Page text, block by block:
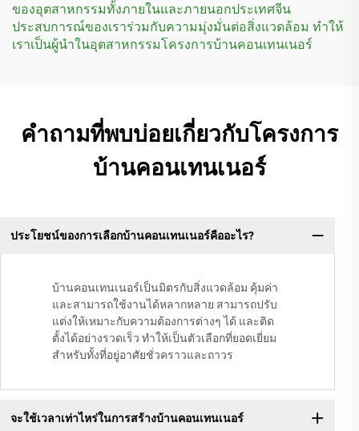
ของอุตสาหกรรมทั้งภายในและภายนอกประเทศจีน
ประสบการณ์ของเราร่วมกับความมุ่งมั่นต่อสิ่งแวดล้อม ทำให้
เราเป็นผู้นำในอุตสาหกรรมโครงการบ้านคอนเทนเนอร์
คำถามที่พบบ่อยเกี่ยวกับโครงการ
บ้านคอนเทนเนอร์
ประโยชน์ของการเลือกบ้านคอนเทนเนอร์คืออะไร?
บ้านคอนเทนเนอร์เป็นมิตรกับสิ่งแวดล้อม คุ้มค่า
และสามารถใช้งานได้หลากหลาย สามารถปรับ
แต่งให้เหมาะกับความต้องการต่างๆ ได้ และติด
ตั้งได้อย่างรวดเร็ว ทำให้เป็นตัวเลือกที่ยอดเยี่ยม
สำหรับทั้งที่อยู่อาศัยชั่วคราวและถาวร
จะใช้เวลาเท่าไหร่ในการสร้างบ้านคอนเทนเนอร์